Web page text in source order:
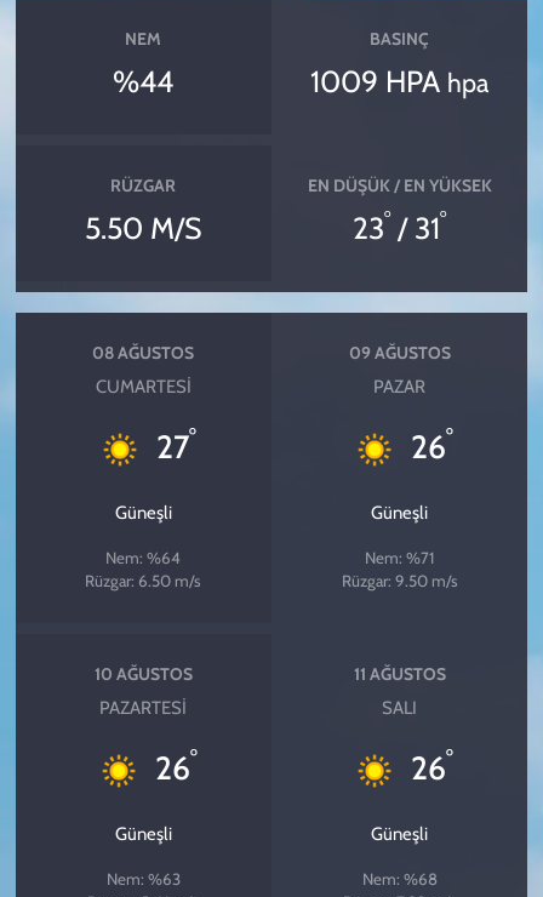
NEM
%44
BASINÇ
1009 HPA hpa
RÜZGAR
5.50 M/S
EN DÜŞÜK / EN YÜKSEK
23° / 31°
08 AĞUSTOS
CUMARTESI
27°
Güneşli
Nem: %64
Rüzgar: 6.50 m/s
09 AĞUSTOS
PAZAR
26°
Güneşli
Nem: %71
Rüzgar: 9.50 m/s
10 AĞUSTOS
PAZARTESI
26°
Güneşli
Nem: %63
11 AĞUSTOS
SALI
26°
Güneşli
Nem: %68